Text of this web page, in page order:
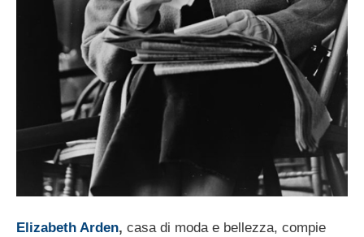
Elizabeth Arden, casa di moda e bellezza, compie